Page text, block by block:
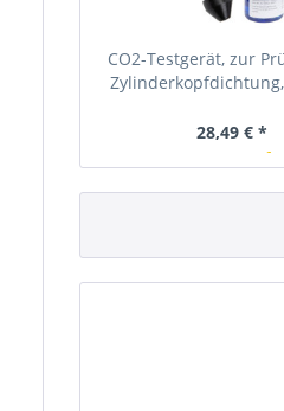
CO2-Testgerät, zur
28,49 € *
In Kürze